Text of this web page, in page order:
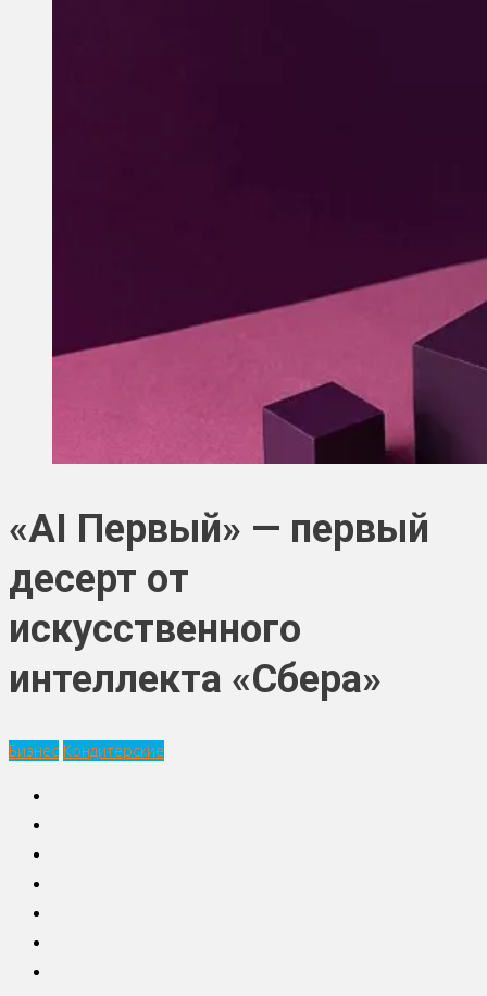
«AI Первый» — первый
десерт от
искусственного
интеллекта «Сбера»
Бизнес Кондитерские